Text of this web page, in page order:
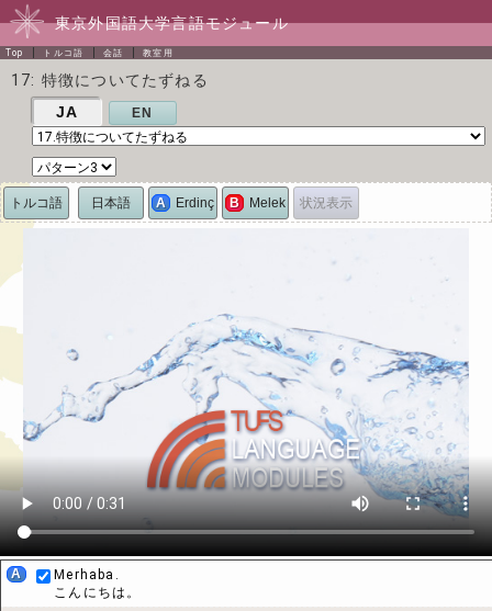
東京外国語大学言語モジュール
Top トルコ語 会話 教室用
17: 特徴についてたずねる
JA EN
状況表示
トルコ語 日本語 A Erdinç B Melek
A
Merhaba.
こんにちは。